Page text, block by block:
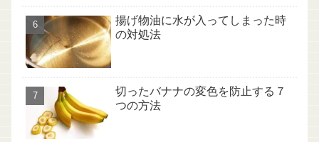
揚げ物油に水が入ってしまった時
の対処法
切ったバナナの変色を防止する７
つの方法